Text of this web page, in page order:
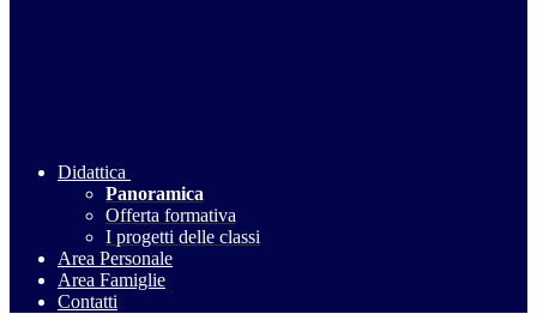
Didattica
Panoramica
Offerta formativa
I progetti delle classi
Area Personale
Area Famiglie
Contatti